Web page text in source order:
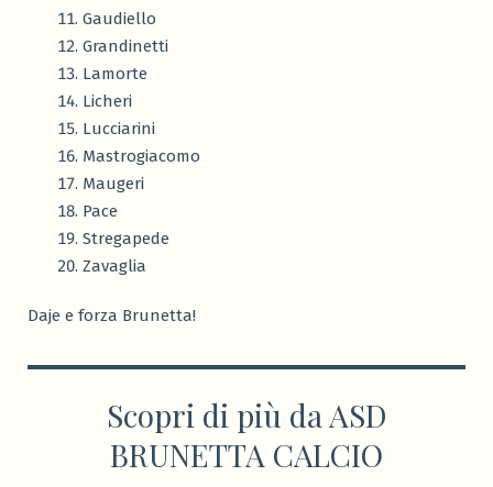
Gaudiello
Grandinetti
Lamorte
Licheri
Lucciarini
Mastrogiacomo
Maugeri
Pace
Stregapede
Zavaglia
Daje e forza Brunetta!
Scopri di più da ASD
BRUNETTA CALCIO